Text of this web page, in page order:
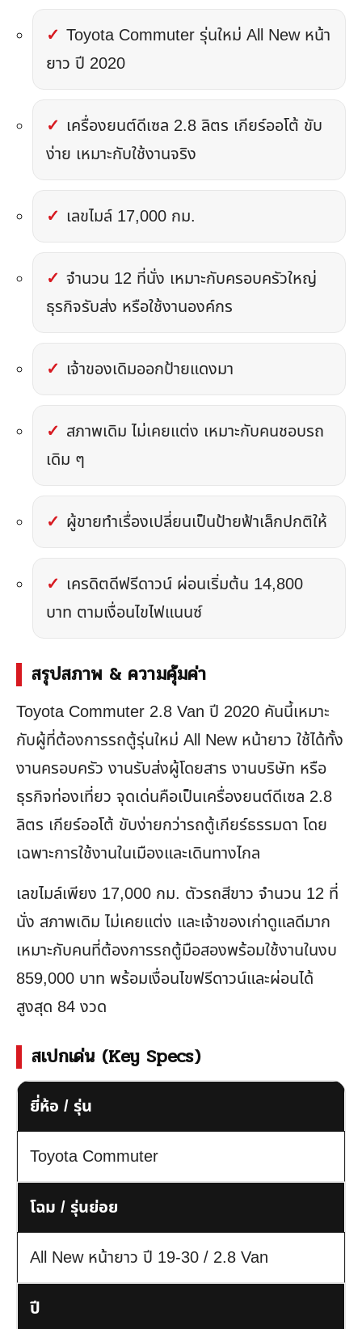
Toyota Commuter รุ่นใหม่ All New หน้า
ยาว ปี 2020
เครื่องยนต์ดีเซล 2.8 ลิตร เกียร์ออโต้ ขับ
ง่าย เหมาะกับใช้งานจริง
เลขไมล์ 17,000 กม.
จำนวน 12 ที่นั่ง เหมาะกับครอบครัวใหญ่
ธุรกิจรับส่ง หรือใช้งานองค์กร
เจ้าของเดิมออกป้ายแดงมา
สภาพเดิม ไม่เคยแต่ง เหมาะกับคนชอบรถ
เดิม ๆ
ผู้ขายทำเรื่องเปลี่ยนเป็นป้ายฟ้าเล็กปกติให้
เครดิตดีฟรีดาวน์ ผ่อนเริ่มต้น 14,800
บาท ตามเงื่อนไขไฟแนนซ์
สรุปสภาพ & ความคุ้มค่า
Toyota Commuter 2.8 Van ปี 2020 คันนี้เหมาะ
กับผู้ที่ต้องการรถตู้รุ่นใหม่ All New หน้ายาว ใช้ได้ทั้ง
งานครอบครัว งานรับส่งผู้โดยสาร งานบริษัท หรือ
ธุรกิจท่องเที่ยว จุดเด่นคือเป็นเครื่องยนต์ดีเซล 2.8
ลิตร เกียร์ออโต้ ขับง่ายกว่ารถตู้เกียร์ธรรมดา โดย
เฉพาะการใช้งานในเมืองและเดินทางไกล
เลขไมล์เพียง 17,000 กม. ตัวรถสีขาว จำนวน 12 ที่
นั่ง สภาพเดิม ไม่เคยแต่ง และเจ้าของเก่าดูแลดีมาก
เหมาะกับคนที่ต้องการรถตู้มือสองพร้อมใช้งานในงบ
859,000 บาท พร้อมเงื่อนไขฟรีดาวน์และผ่อนได้
สูงสุด 84 งวด
สเปกเด่น (Key Specs)
ยี่ห้อ / รุ่น
Toyota Commuter
โฉม / รุ่นย่อย
All New หน้ายาว ปี 19-30 / 2.8 Van
ปี